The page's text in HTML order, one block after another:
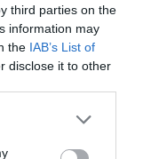
third parties on the
information may
the IAB’s List of
disclose it to other
4.2/10